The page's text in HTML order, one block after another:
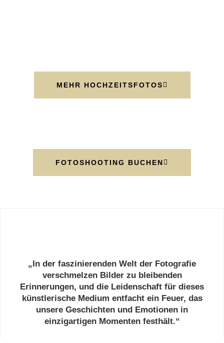
MEHR HOCHZEITSFOTOS
FOTOSHOOTING BUCHEN
„In der faszinierenden Welt der Fotografie
verschmelzen Bilder zu bleibenden
Erinnerungen, und die Leidenschaft für dieses
künstlerische Medium entfacht ein Feuer, das
unsere Geschichten und Emotionen in
einzigartigen Momenten festhält.“